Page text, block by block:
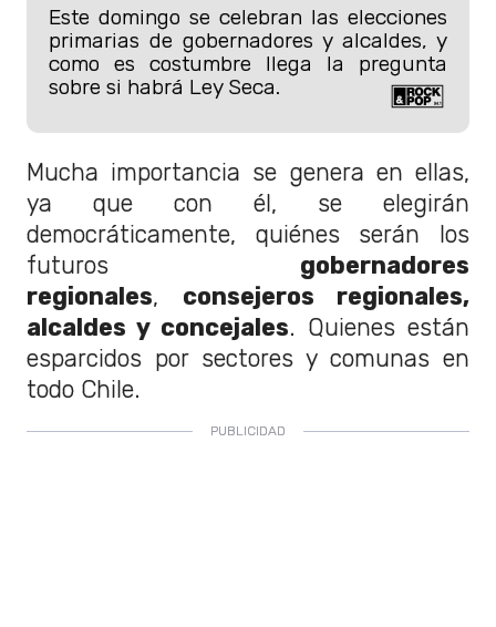
Este domingo se celebran las elecciones
primarias de gobernadores y alcaldes, y
como es costumbre llega la pregunta
sobre si habrá Ley Seca.
Mucha importancia se genera en ellas,
ya que con él, se elegirán
democráticamente, quiénes serán los
futuros gobernadores
regionales, consejeros regionales,
alcaldes y concejales. Quienes están
esparcidos por sectores y comunas en
todo Chile.